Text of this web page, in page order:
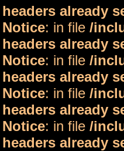
already
: in file /
already
: in file /
already
: in file /
already
: in file /
already